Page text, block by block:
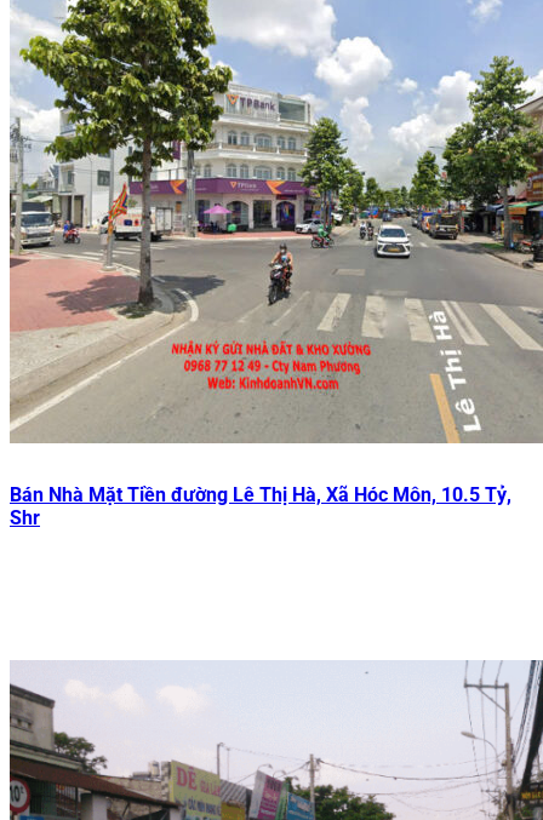
Bán Nhà Mặt Tiền đường Lê Thị Hà, Xã Hóc Môn, 10.5 Tỷ,
Shr